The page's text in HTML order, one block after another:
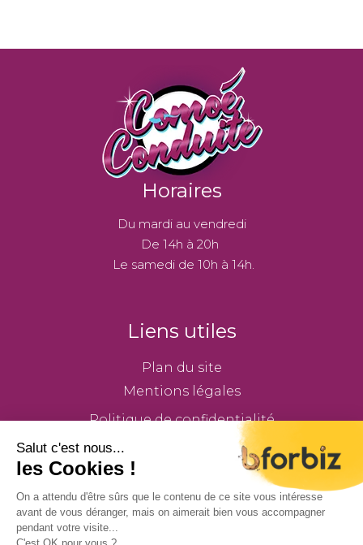
Horaires
Du mardi au vendredi
De 14h à 20h
Le samedi de 10h à 14h.
Liens utiles
Plan du site
Mentions légales
Politique de confidentialité
Téléphone
Paris : 09 55 77 42 44
Choisy : 09 80 85 75 43